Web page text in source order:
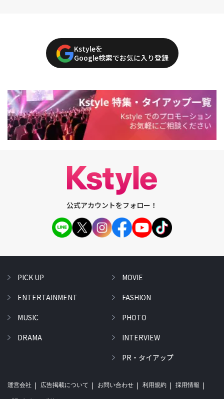
Kstyleを
Google検索でお気に入り登録
公式アカウントをフォロー！
PICK UP
ENTERTAINMENT
MUSIC
DRAMA
MOVIE
FASHION
PHOTO
INTERVIEW
PR・タイアップ
運営会社 広告掲載について お問い合わせ 利用規約 採用情報